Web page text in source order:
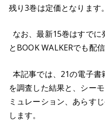
残り3巻は定価となります。
なお、最新15巻はすで
とBOOK WALKERでも配
本記事では、21の電子
を調査した結果と、シー
ミュレーション、あらす
します。